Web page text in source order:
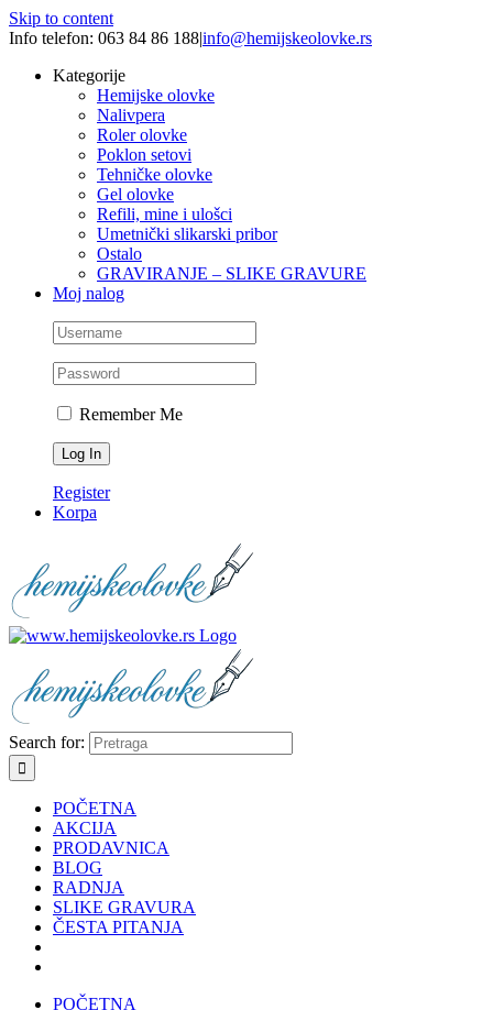
Skip to content
Info telefon: 063 84 86 188|info@hemijskeolovke.rs
Kategorije
Hemijske olovke
Nalivpera
Roler olovke
Poklon setovi
Tehničke olovke
Gel olovke
Refili, mine i ulošci
Umetnički slikarski pribor
Ostalo
GRAVIRANJE – SLIKE GRAVURE
Moj nalog
Remember Me
Register
Korpa
Search for:
POČETNA
AKCIJA
PRODAVNICA
BLOG
RADNJA
SLIKE GRAVURA
ČESTA PITANJA
POČETNA